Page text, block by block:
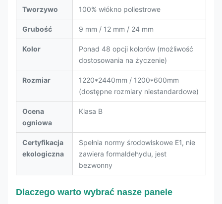
Tworzywo 100% włókno poliestrowe
Grubość 9 mm / 12 mm / 24 mm
Kolor
Ponad 48 opcji kolorów (możliwość
dostosowania na życzenie)
Rozmiar
1220*2440mm / 1200*600mm
(dostępne rozmiary niestandardowe)
Ocena
ogniowa
Klasa B
Certyfikacja
ekologiczna
Spełnia normy środowiskowe E1, nie
zawiera formaldehydu, jest
bezwonny
Dlaczego warto wybrać nasze panele